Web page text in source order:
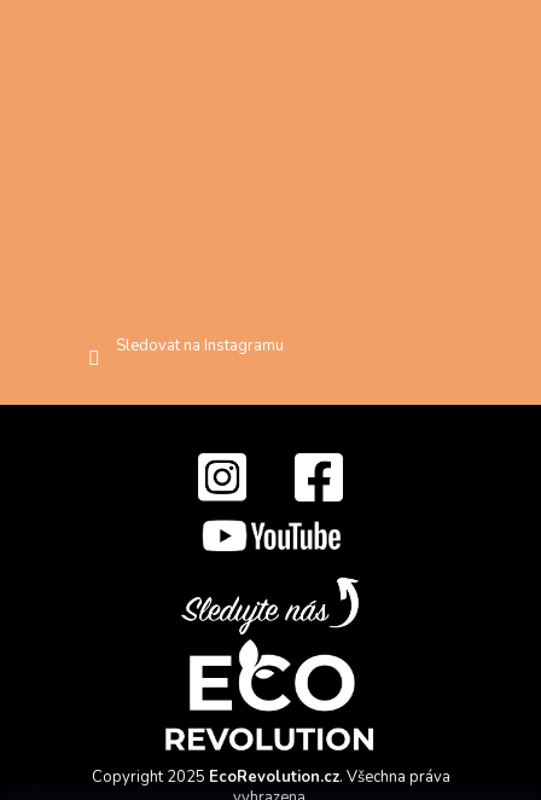
Sledovat na Instagramu
Copyright 2025 EcoRevolution.cz. Všechna práva